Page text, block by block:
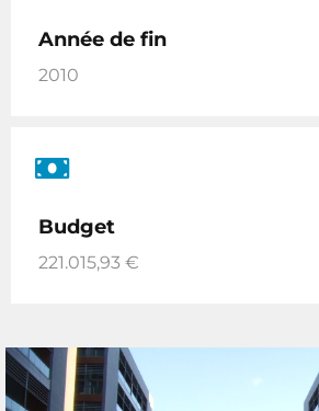
Année de fin
2010
Budget
221.015,93 €